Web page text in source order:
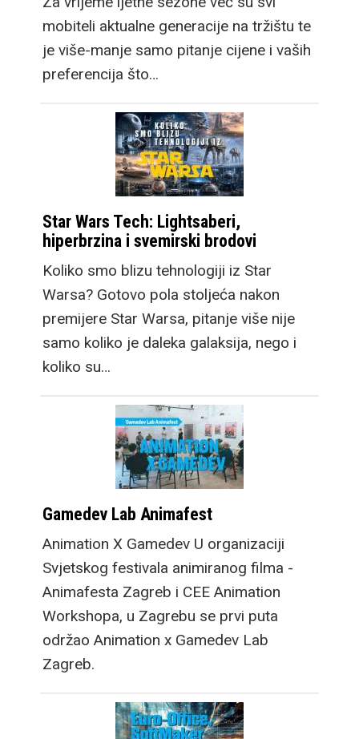
mobiteli aktualne generacije na tržištu te
je više-manje samo pitanje cijene i vaših
preferencija što…
Star Wars Tech: Lightsaberi,
hiperbrzina i svemirski brodovi
Koliko smo blizu tehnologiji iz Star
Warsa? Gotovo pola stoljeća nakon
premijere Star Warsa, pitanje više nije
samo koliko je daleka galaksija, nego i
koliko su…
Gamedev Lab Animafest
Animation X Gamedev U organizaciji
Svjetskog festivala animiranog filma -
Animafesta Zagreb i CEE Animation
Workshopa, u Zagrebu se prvi puta
održao Animation x Gamedev Lab
Zagreb.